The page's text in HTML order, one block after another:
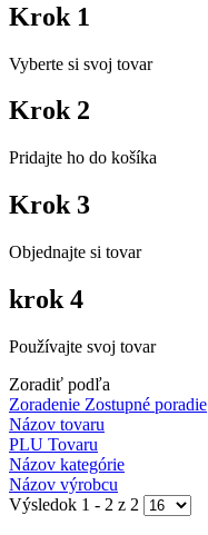
Krok 1
Vyberte si svoj tovar
Krok 2
Pridajte ho do košíka
Krok 3
Objednajte si tovar
krok 4
Používajte svoj tovar
Zoradiť podľa
Zoradenie Zostupné poradie
Názov tovaru
PLU Tovaru
Názov kategórie
Názov výrobcu
Výsledok 1 - 2 z 2